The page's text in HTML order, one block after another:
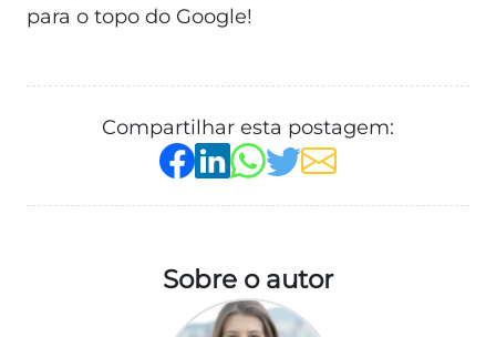
para o topo do Google!
Compartilhar esta postagem:
Sobre o autor